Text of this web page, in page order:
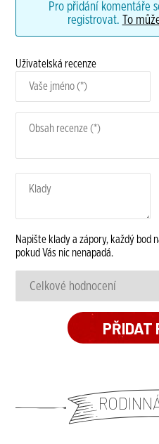
Pro přidání komentáře
registrovat. To
Uživatelská recenze
Napište klady a zápory, každý bod
pokud Vás nic nenapadá.